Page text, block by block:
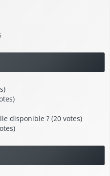
disponible ? (20 votes)